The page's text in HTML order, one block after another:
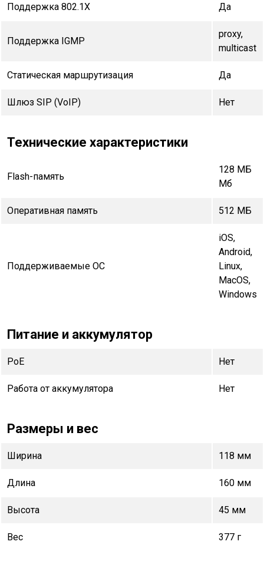
Поддержка 802.1X Да
Поддержка IGMP
proxy,
multicast
Статическая маршрутизация Да
Шлюз SIP (VoIP) Нет
Технические характеристики
Flash-память
128 МБ
Мб
Оперативная память 512 МБ
Поддерживаемые ОС
iOS,
Android,
Linux,
MacOS,
Windows
Питание и аккумулятор
PoE Нет
Работа от аккумулятора Нет
Размеры и вес
Ширина 118 мм
Длина 160 мм
Высота 45 мм
Вес 377 г